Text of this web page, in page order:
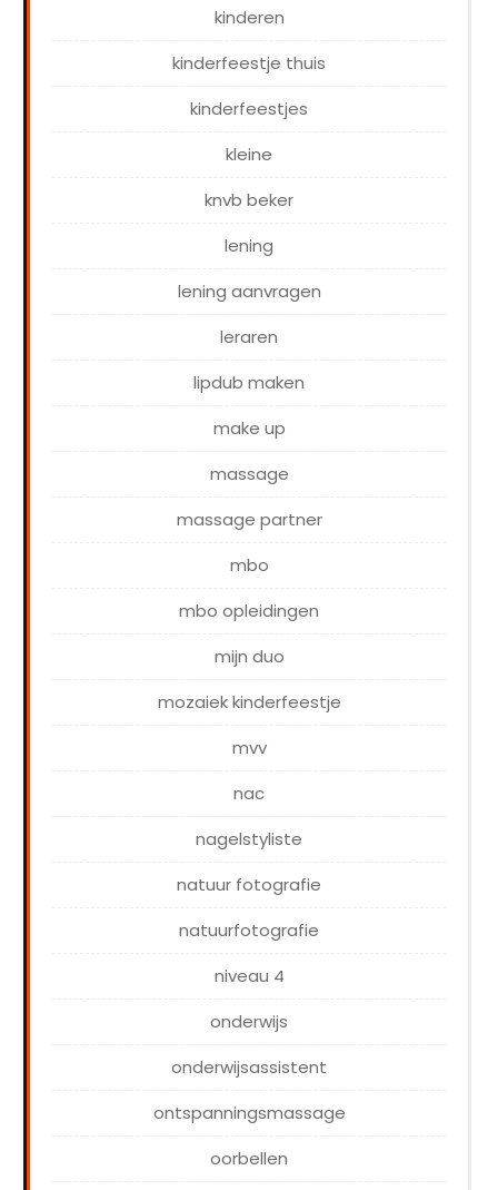
kinderen
kinderfeestje thuis
kinderfeestjes
kleine
knvb beker
lening
lening aanvragen
leraren
lipdub maken
make up
massage
massage partner
mbo
mbo opleidingen
mijn duo
mozaiek kinderfeestje
mvv
nac
nagelstyliste
natuur fotografie
natuurfotografie
niveau 4
onderwijs
onderwijsassistent
ontspanningsmassage
oorbellen